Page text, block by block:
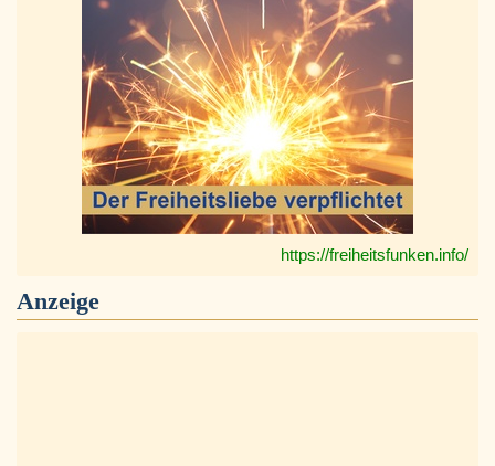
https://freiheitsfunken.info/
Anzeige